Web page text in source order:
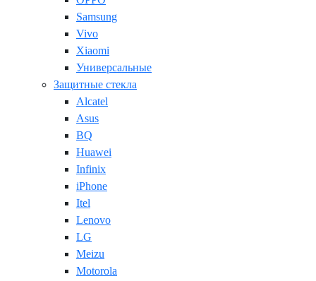
Samsung
Vivo
Xiaomi
Универсальные
Защитные стекла
Alcatel
Asus
BQ
Huawei
Infinix
iPhone
Itel
Lenovo
LG
Meizu
Motorola